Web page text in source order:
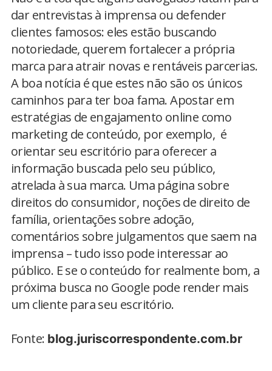
dar entrevistas à imprensa ou defender
clientes famosos: eles estão buscando
notoriedade, querem fortalecer a própria
marca para atrair novas e rentáveis parcerias.
A boa notícia é que estes não são os únicos
caminhos para ter boa fama. Apostar em
estratégias de engajamento online como
marketing de conteúdo, por exemplo, é
orientar seu escritório para oferecer a
informação buscada pelo seu público,
atrelada à sua marca. Uma página sobre
direitos do consumidor, noções de direito de
família, orientações sobre adoção,
comentários sobre julgamentos que saem na
imprensa – tudo isso pode interessar ao
público. E se o conteúdo for realmente bom, a
próxima busca no Google pode render mais
um cliente para seu escritório.
Fonte: blog.juriscorrespondente.com.br